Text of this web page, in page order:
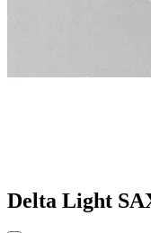
Delta Light